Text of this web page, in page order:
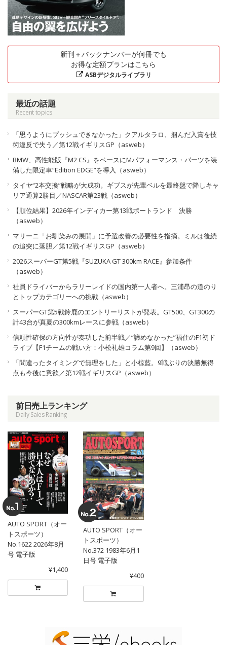
新刊＋バックナンバーが何冊でも
お得な定額プランはこちら
ASBデジタルライブラリ
最近の話題
Recent topics
「思うようにプッシュできなかった」クアルタラロ、掴んだ入賞を技
術違反で失う／第12戦イギリスGP（asweb）
BMW、高性能版『M2 CS』をベースにMパフォーマンス・パーツを装
備した限定車“Edition EDGE”を導入（asweb）
タイヤ“2本交換”戦略が大成功。ギブスが先輩ベルを最終盤で降しキャ
リア通算2勝目／NASCAR第23戦（asweb）
【順位結果】2026年インディカー第13戦ポートランド 決勝
（asweb）
マリーニ「お馴染みの展開」に予選改善の必要性を指摘。ミルは後続
の追突に落胆／第12戦イギリスGP（asweb）
2026スーパーGT第5戦『SUZUKA GT 300km RACE』参加条件
（asweb）
社員ドライバーからラリーレイドの国内第一人者へ。三浦昂の道のり
とトップカテゴリーへの挑戦（asweb）
スーパーGT第5戦鈴鹿のエントリーリストが発表。GT500、GT300の
計43台が真夏の300kmレースに参戦（asweb）
信頼性確保の方向性が奏功した前半戦／“諦めなかった”福住のF1初ド
ライブ【F1チームの戦い方：小松礼雄コラム第9回】（asweb）
「間違ったタイミングで無理をした」と小椋藍。9戦ぶりの決勝無得
点も今後に意欲／第12戦イギリスGP（asweb）
前日売上ランキング
Daily Sales Ranking
AUTO SPORT（オー
トスポーツ）
No.1622 2026年8月
号 電子版
¥1,400
AUTO SPORT（オー
トスポーツ）
No.372 1983年6月1
日号 電子版
¥400